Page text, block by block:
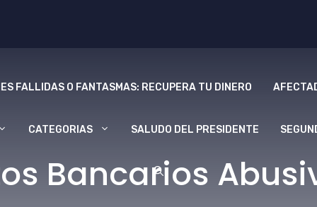
FALLIDAS O FANTASMAS: RECUPERA TU DINERO
CATEGORIAS SALUDO DEL PRESIDENTE
Bancarios